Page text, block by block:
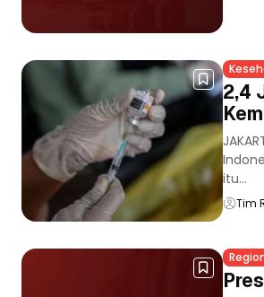
2,4
itu...
Tim